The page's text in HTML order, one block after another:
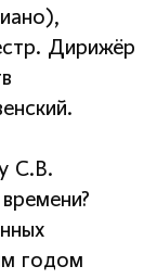
Дирижёр
С.В.
годом